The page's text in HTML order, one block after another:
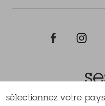
Tous droits
sélectionnez votre